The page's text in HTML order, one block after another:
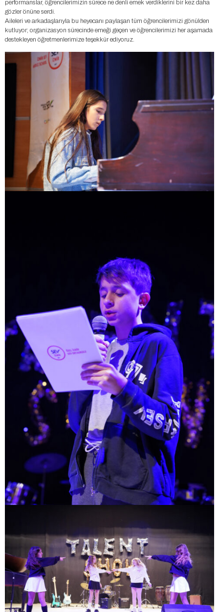
performanslar, öğrencilerimizin sürece ne denli emek verdiklerini bir kez daha
gözler önüne serdi.
Aileleri ve arkadaşlarıyla bu heyecanı paylaşan tüm öğrencilerimizi gönülden
kutluyor; organizasyon sürecinde emeği geçen ve öğrencilerimizi her aşamada
destekleyen öğretmenlerimize teşekkür ediyoruz.